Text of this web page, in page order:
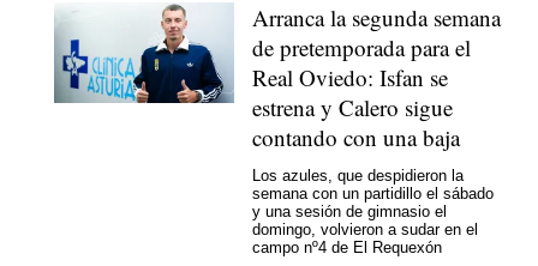
Arranca la segunda semana
de pretemporada para el
Real Oviedo: Isfan se
estrena y Calero sigue
contando con una baja
Los azules, que despidieron la
semana con un partidillo el sábado
y una sesión de gimnasio el
domingo, volvieron a sudar en el
campo nº4 de El Requexón